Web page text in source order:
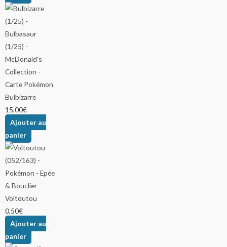
Bulbizarre
15,00€
Ajouter au
panier
Voltoutou
0,50€
Ajouter au
panier